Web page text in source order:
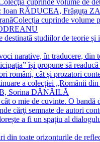
cuprinde volume de
Ioan RĂDUCEA, Frăguța
Colecția cuprinde volume
destinată studiilor de teorie
narative, în traducere,
își propune să
români, cât și prozatori
a colecției „Românii
Sorina DĂNĂILĂ
o mie de cuvinte. O
cărţi semnate de autori
a fi un spațiu al
din toate orizonturile de